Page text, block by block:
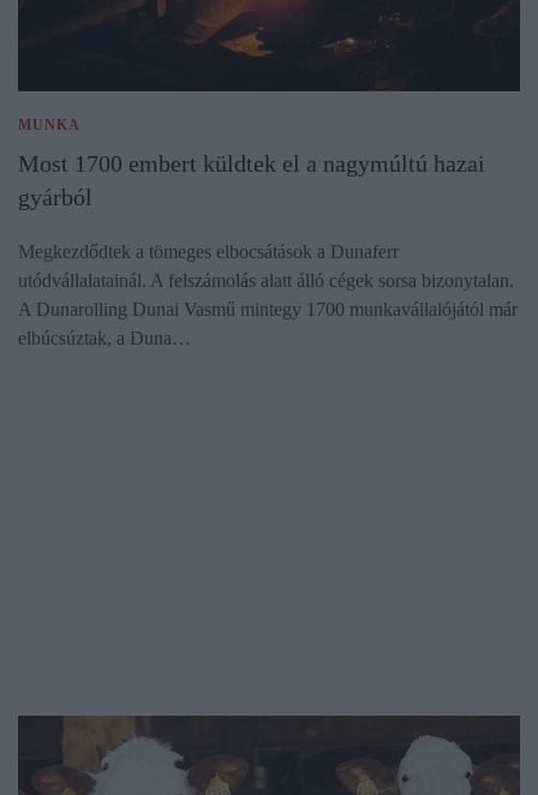
MUNKA
Most 1700 embert küldtek el a nagymúltú hazai
gyárból
Megkezdődtek a tömeges elbocsátások a Dunaferr
utódvállalatainál. A felszámolás alatt álló cégek sorsa bizonytalan.
A Dunarolling Dunai Vasmű mintegy 1700 munkavállalójától már
elbúcsúztak, a Duna…